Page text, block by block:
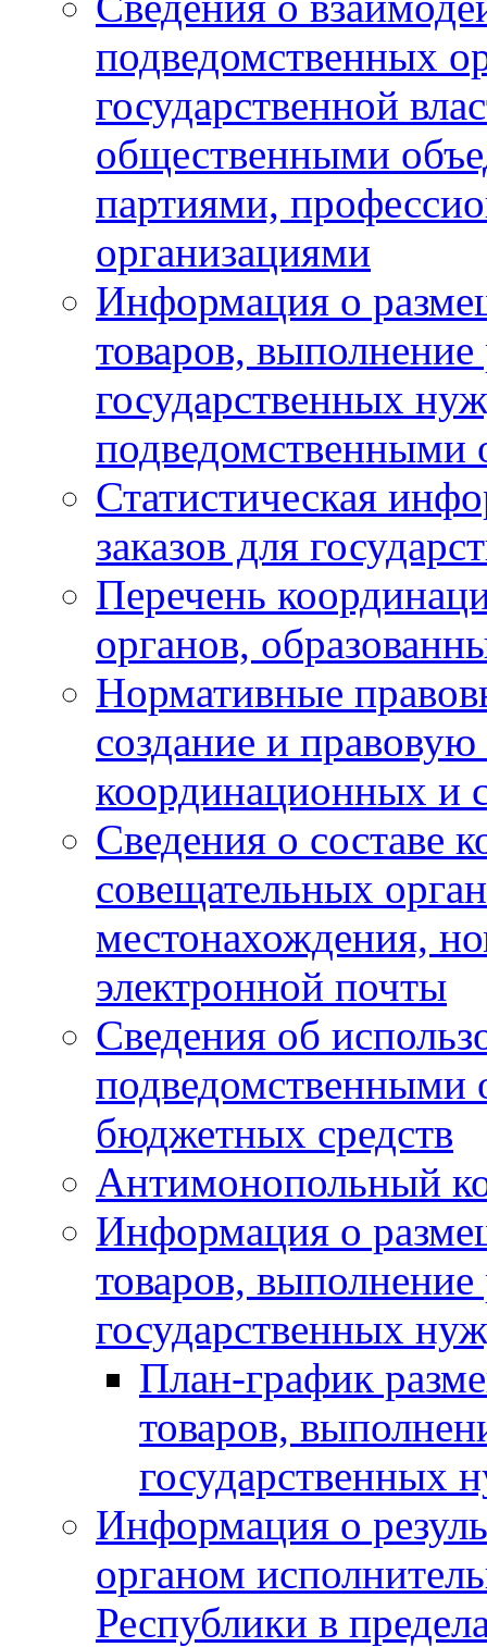
подведомственных
государственной
общественными
партиями,
организациями
Информация о
товаров, выполнение
государственных
подведомственными
Статистическая
заказов для
Перечень
органов,
Нормативные
создание и
координационных и
Сведения о составе
совещательных
местонахождения,
электронной почты
Сведения об
подведомственными
бюджетных средств
Антимонопольный
Информация о
товаров, выполнение
государственных
План-график
товаров,
государственных
Информация о
органом
Республики в